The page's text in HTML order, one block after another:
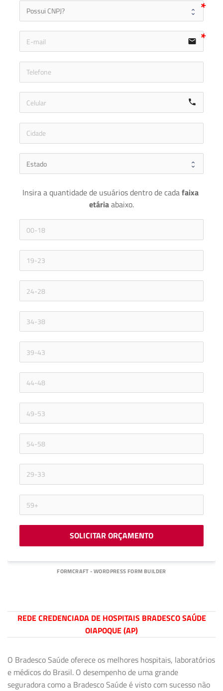
email
call
Insira a quantidade de usuários dentro de cada faixa
etária abaixo.
SOLICITAR ORÇAMENTO
FORMCRAFT - WORDPRESS FORM BUILDER
REDE CREDENCIADA DE HOSPITAIS BRADESCO SAÚDE
OIAPOQUE (AP)
O Bradesco Saúde oferece os melhores hospitais, laboratórios
e médicos do Brasil. O desempenho de uma grande
seguradora como a Bradesco Saúde é visto com sucesso não